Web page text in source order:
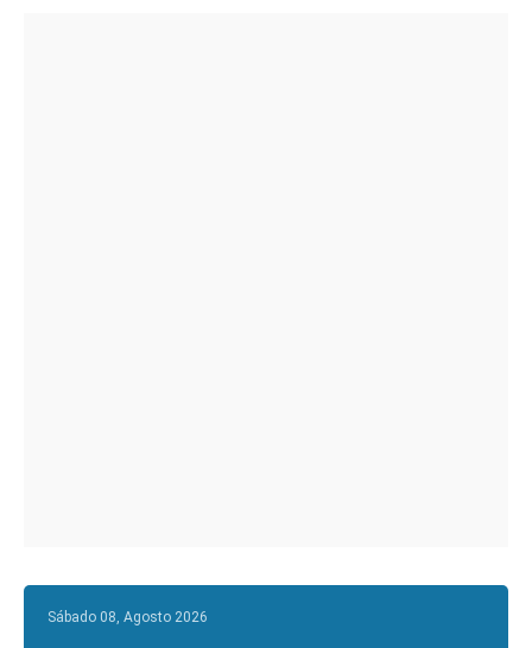
Sábado 08, Agosto 2026